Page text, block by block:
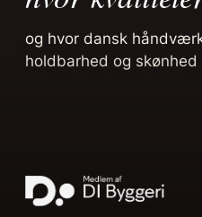
og hvor dansk
holdbarhed og skønhed